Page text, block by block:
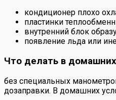
кондиционер плохо
пластинки
внутренний блок
появление льда или
Что делать в
без специальных
дозаправки. В домашних